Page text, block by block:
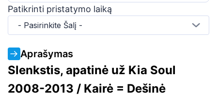
Patikrinti pristatymo laiką
- Pasirinkite Šalį -
Aprašymas
Slenkstis, apatinė už Kia Soul
2008-2013 / Kairė = Dešinė